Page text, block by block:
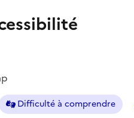
Difficulté à comprendre